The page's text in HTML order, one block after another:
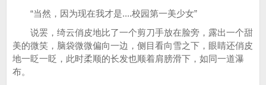
“当然，因为现在我才是....校园第一美少女”
说罢，绮云俏皮地比了一个剪刀手放在脸旁，露出一个甜
美的微笑，脑袋微微偏向一边，侧目看向雪之下，眼睛还俏皮
地一眨一眨，此时柔顺的长发也顺着肩膀滑下，如同一道瀑
布。